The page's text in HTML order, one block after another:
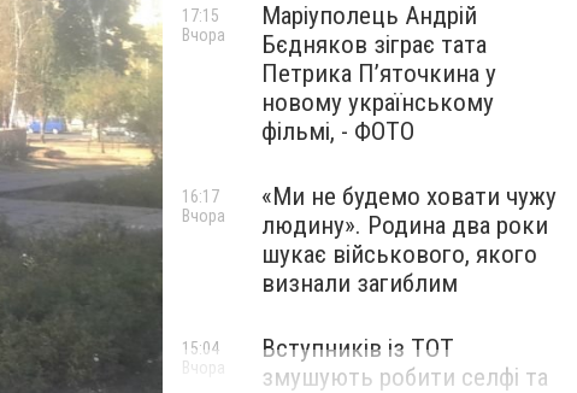
Маріуполець Андрій
Бєдняков зіграє тата
Петрика П’яточкина у
новому українському
фільмі, - ФОТО
17:15
Вчора
«Ми не будемо ховати чужу
людину». Родина два роки
шукає військового, якого
визнали загиблим
16:17
Вчора
Вступників із ТОТ
змушують робити селфі та
15:04
Вчора